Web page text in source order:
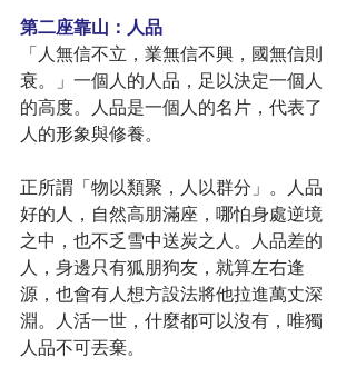
第二座靠山：人品
「人無信不立，業無信不興，國無信則
衰。」一個人的人品，足以決定一個人
的高度。人品是一個人的名片，代表了
人的形象與修養。
正所謂「物以類聚，人以群分」。人品
好的人，自然高朋滿座，哪怕身處逆境
之中，也不乏雪中送炭之人。人品差的
人，身邊只有狐朋狗友，就算左右逢
源，也會有人想方設法將他拉進萬丈深
淵。人活一世，什麼都可以沒有，唯獨
人品不可丟棄。